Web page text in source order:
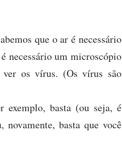
que o ar é necessário
necessário um microscópio
ver os vírus. (Os vírus são
exemplo, basta (ou seja, é
basta que você